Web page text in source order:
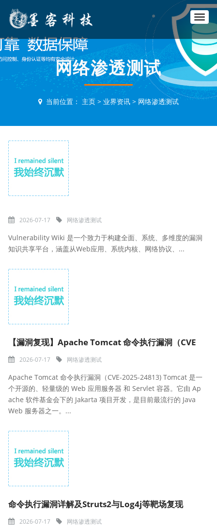
T
o
g
g
l
e
a
v
a
网络渗透测试
当前位置：主页> 业界资讯> 网络渗透测试
2026-07-17 网络渗透测试
Vulnerability Wiki 是一个致力于构建全面、系统、多维度的漏洞
知识共享平台，涵盖从Web应用、系统内核、网络协议、...
【漏洞复现】Apache Tomcat 命令执行漏洞（CVE
2026-07-17 网络渗透测试
Apache Tomcat 命令执行漏洞（CVE-2025-24813) Tomcat 是一
个开源的、轻量级的 Web 应用服务器 和 Servlet 容器。它由 Ap
ache 软件基金会下的 Jakarta 项目开发，是目前最流行的 Java
Web 服务器之一。...
命令执行漏洞详解及Struts2与Log4j等靶场复现
2026-07-17 网络渗透测试